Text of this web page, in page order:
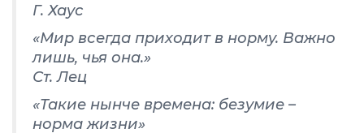
Г. Хаус
«Мир всегда приходит в норму. Важно
лишь, чья она.»
Ст. Лец
«Такие нынче времена: безумие –
норма жизни»